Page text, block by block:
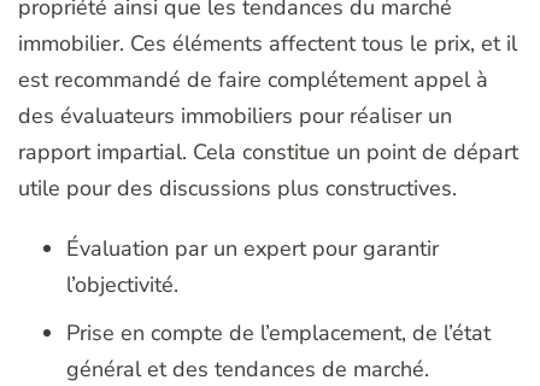
propriété ainsi que les tendances du marché
immobilier. Ces éléments affectent tous le prix, et il
est recommandé de faire complétement appel à
des évaluateurs immobiliers pour réaliser un
rapport impartial. Cela constitue un point de départ
utile pour des discussions plus constructives.
Évaluation par un expert pour garantir
l’objectivité.
Prise en compte de l’emplacement, de l’état
général et des tendances de marché.